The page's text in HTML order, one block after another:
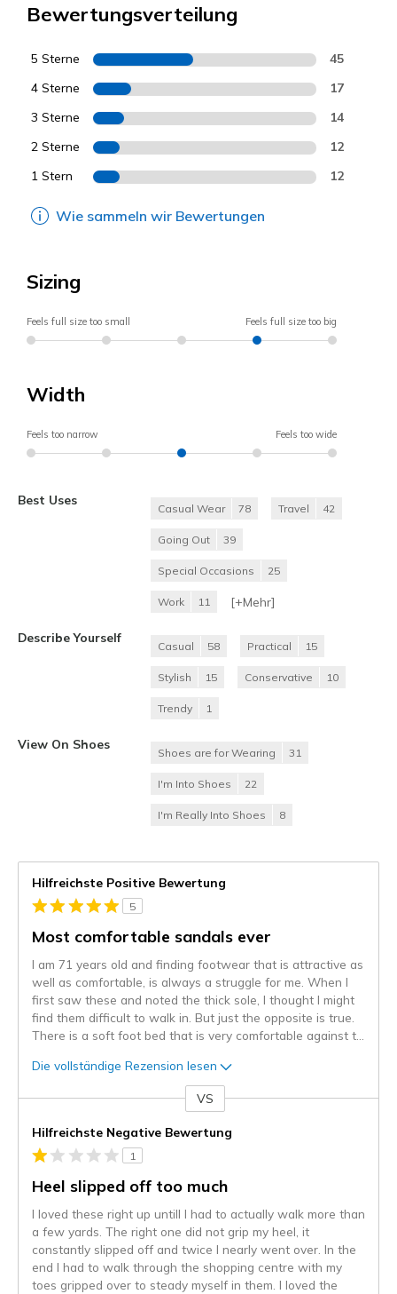
Bewertungsverteilung
5 Sterne 45
4 Sterne 17
3 Sterne 14
2 Sterne 12
1 Stern 12
Wie sammeln wir Bewertungen
Sizing
Feels full size too small Feels full size too big
Width
Feels too narrow Feels too wide
Best Uses
Casual Wear 78 Travel 42
Going Out 39
Special Occasions 25
Work 11 [+Mehr]
Describe Yourself
Casual 58 Practical 15
Stylish 15 Conservative 10
Trendy 1
View On Shoes
Shoes are for Wearing 31
I'm Into Shoes 22
I'm Really Into Shoes 8
Hilfreichste Positive Bewertung
5
Most comfortable sandals ever
I am 71 years old and finding footwear that is attractive as
well as comfortable, is always a struggle for me. When I
first saw these and noted the thick sole, I thought I might
find them difficult to walk in. But just the opposite is true.
There is a soft foot bed that is very comfortable against t
Die vollständige Rezension lesen
VS
Hilfreichste Negative Bewertung
1
Heel slipped off too much
I loved these right up untill I had to actually walk more than
a few yards. The right one did not grip my heel, it
constantly slipped off and twice I nearly went over. In the
end I had to walk through the shopping centre with my
toes gripped over to steady myself in them. I loved the